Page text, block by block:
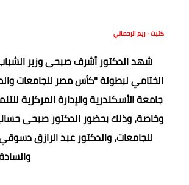
كتبت - ريم الرحماني
شهد الدكتور أشرف صبحى وزير الشباب
الختامي لبطولة "كأس مصر للجامعات
وخاصة، وذلك بحضور الدكتور صبحى
للجامعات، والدكتور عبد الرازق